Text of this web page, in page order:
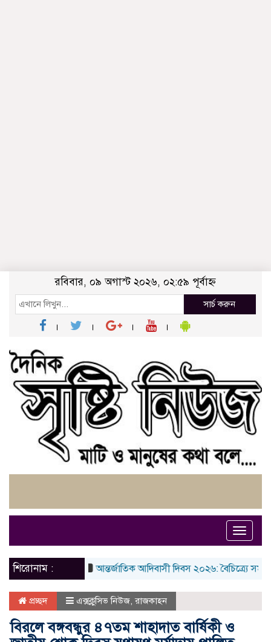
রবিবার, ০৯ অগাস্ট ২০২৬, ০২:৫৯ পূর্বাহ্ন
সার্চ করুন
Toggle
শিরোনাম :
আন্তর্জাতিক আদিবাসী দিবস ২০২৬: বৈচিত্র্যে সমৃদ্ধ
প্রচ্ছদ এক্সক্লুসিভ নিউজ, রাজকাহন
বিরলে বঙ্গবন্ধুর ৪৭তম শাহাদাত বার্ষিকী ও